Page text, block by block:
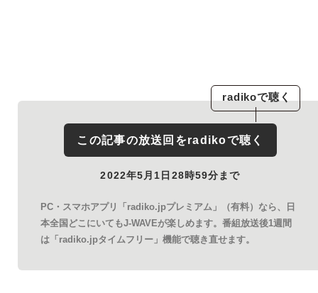
radikoで聴く
この記事の放送回をradikoで聴く
2022年5月1日28時59分まで
PC・スマホアプリ「radiko.jpプレミアム」（有料）なら、日
本全国どこにいてもJ-WAVEが楽しめます。番組放送後1週間
は「radiko.jpタイムフリー」機能で聴き直せます。